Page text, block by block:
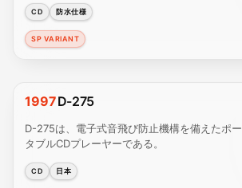
CD 防水仕様
SP VARIANT
1997D-275
D-275は、電子式音飛び防止機構を備えたポー
タブルCDプレーヤーである。
CD 日本